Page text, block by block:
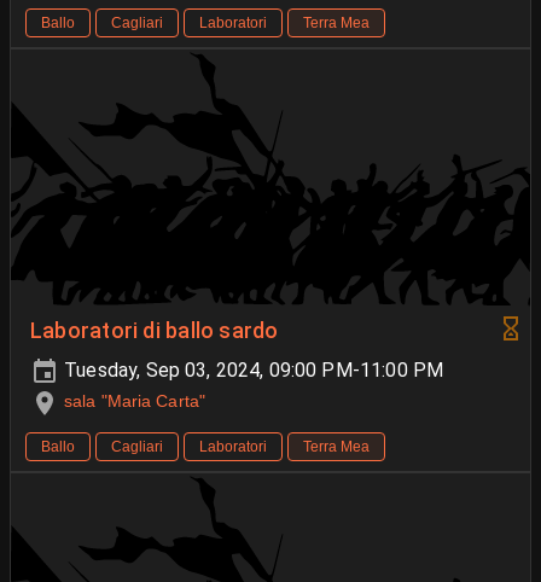
Ballo Cagliari Laboratori Terra Mea
Laboratori di ballo sardo
Tuesday, Sep 03, 2024, 09:00 PM-11:00 PM
sala "Maria Carta"
Ballo Cagliari Laboratori Terra Mea